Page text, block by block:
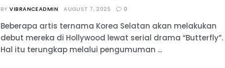
BY VIBRANCEADMIN AUGUST 7, 2025 0
Beberapa artis ternama Korea Selatan akan melakukan
debut mereka di Hollywood lewat serial drama “Butterfly”.
Hal itu terungkap melalui pengumuman ...